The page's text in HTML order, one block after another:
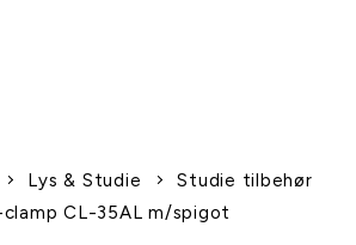
Lys & Studie
Studie tilbehør
clamp CL-35AL m/spigot